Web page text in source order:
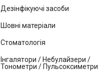
Дезінфікуючі засоби
Шовні матеріали
Стоматологія
Інгалятори / Небулайзери /
Тонометри / Пульсоксиметри